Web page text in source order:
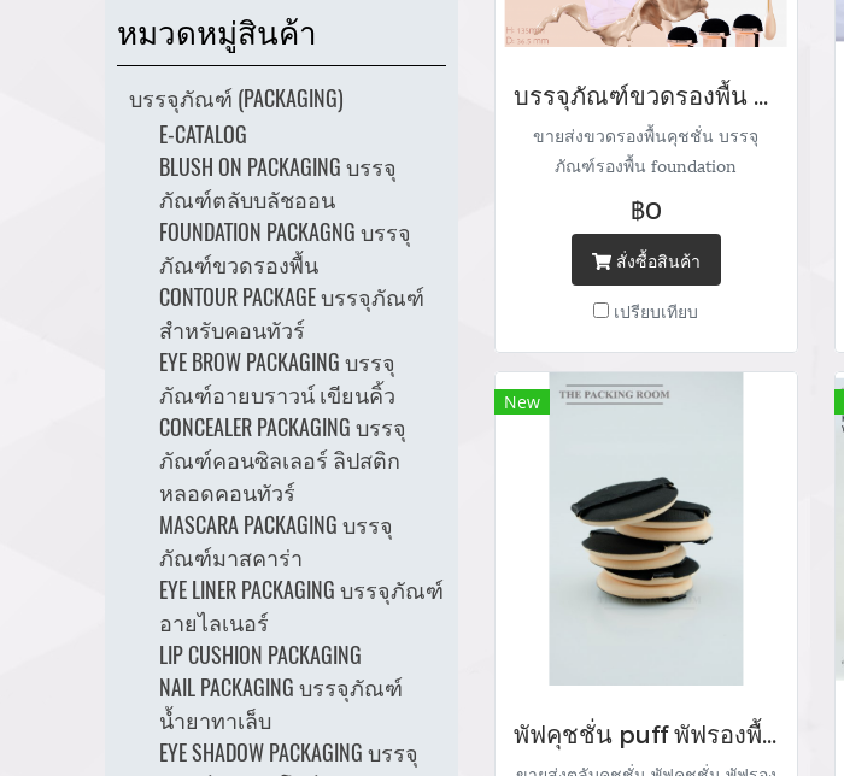
บรรจุภัณฑ์ขวดรองพื้น ตลับคุชชั่น ขายส่งขวดรองพื้น foundation bootle/ cushion tube บรรจุภัณฑ์แก้ว Glass tube จำหน่ายบรรจุภัณฑ์เครื่องสำอางทุกประเภท
ขายส่งขวดรองพื้นคุชชั่น บรรจุ
ภัณฑ์รองพื้น foundation
packaging cushion case จำหน่าย
บรรจุภัณฑ์เครื่องสำอางทุกประเภท
Tel : (+66) 020 462 506-105
Mobile: 083 828 9246 Email:
thepackingroomchannel@gmail.com
/ sale@packingroom.com
฿0
สั่งซื้อสินค้า
เปรียบเทียบ
New
พัฟคุชชั่น puff พัฟรองพื้น สกรีนโลโก้พัฟแป้ง ร้านขายบรรจุภัณฑ์ จำหน่ายบรรจุภัณฑ์เครื่องสำอางทุกประเภท
หมวดหมู่สินค้า
บรรจุภัณฑ์ (PACKAGING)
E-CATALOG
BLUSH ON PACKAGING บรรจุ
ภัณฑ์ตลับบลัชออน
FOUNDATION PACKAGNG บรรจุ
ภัณฑ์ขวดรองพื้น
CONTOUR PACKAGE บรรจุภัณฑ์
สำหรับคอนทัวร์
EYE BROW PACKAGING บรรจุ
ภัณฑ์อายบราวน์ เขียนคิ้ว
CONCEALER PACKAGING บรรจุ
ภัณฑ์คอนซิลเลอร์ ลิปสติก
หลอดคอนทัวร์
MASCARA PACKAGING บรรจุ
ภัณฑ์มาสคาร่า
EYE LINER PACKAGING บรรจุภัณฑ์
อายไลเนอร์
LIP CUSHION PACKAGING
NAIL PACKAGING บรรจุภัณฑ์
น้ำยาทาเล็บ
EYE SHADOW PACKAGING บรรจุ